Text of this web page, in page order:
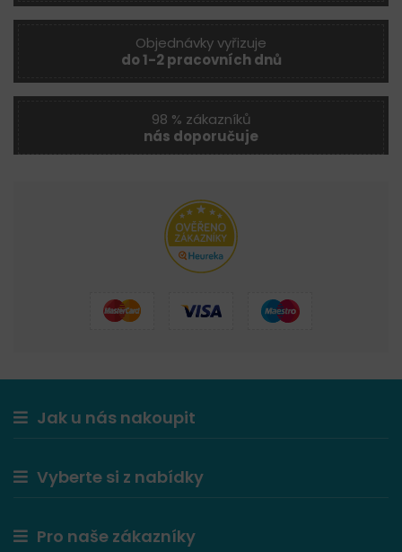
Objednávky vyřizuje
do 1-2 pracovních dnů
98 % zákazníků
nás doporučuje
Jak u nás nakoupit
Vyberte si z nabídky
Pro naše zákazníky